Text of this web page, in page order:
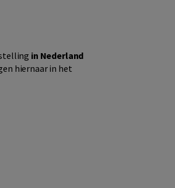
in Nederland
hiernaar in het